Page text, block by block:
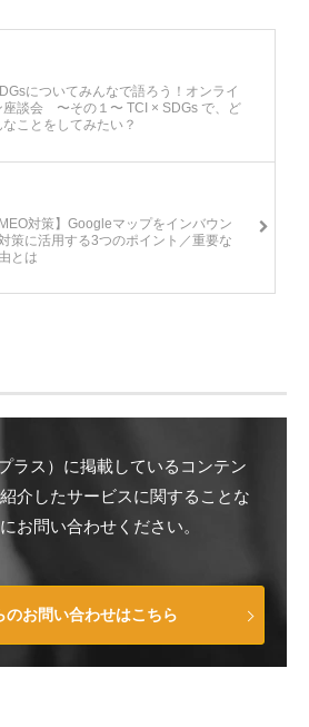
についてみんなで語ろう！オンライ
座談会 〜その１〜 TCI × SDGs で、ど
なことをしてみたい？
MEO対策】Googleマップをインバウン
策に活用する3つのポイント／重要な
とは
ラス）に掲載しているコンテン
介したサービスに関することな
お問い合わせください。
のお問い合わせはこちら